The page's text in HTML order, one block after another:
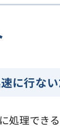
に行な
処理できる